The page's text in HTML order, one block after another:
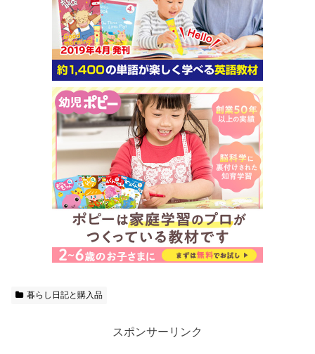
暮らし日記と購入品
スポンサーリンク